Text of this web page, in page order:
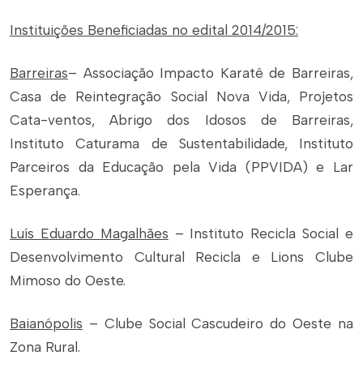
Instituições Beneficiadas no edital 2014/2015:
Barreiras– Associação Impacto Karatê de Barreiras,
Casa de Reintegração Social Nova Vida, Projetos
Cata-ventos, Abrigo dos Idosos de Barreiras,
Instituto Caturama de Sustentabilidade, Instituto
Parceiros da Educação pela Vida (PPVIDA) e Lar
Esperança.
Luís Eduardo Magalhães – Instituto Recicla Social e
Desenvolvimento Cultural Recicla e Lions Clube
Mimoso do Oeste.
Baianópolis – Clube Social Cascudeiro do Oeste na
Zona Rural.